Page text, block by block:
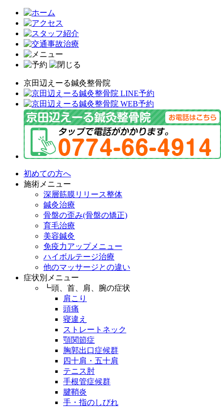
京田辺えーる鍼灸整骨院
初めての方へ
施術メニュー
深層筋膜リリース整体
鍼灸治療
骨盤の歪み(骨盤の矯正)
育毛治療
美容鍼灸
免疫力アップメニュー
ハイボルテージ治療
他のマッサージとの違い
症状別メニュー
┗頭、首、肩、腕の症状
肩こり
頭痛
寝違え
ストレートネック
顎関節症
胸郭出口症候群
四十肩・五十肩
テニス肘
手根管症候群
腱鞘炎
手・指のしびれ